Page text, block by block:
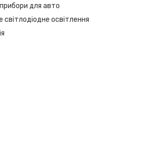
прибори для авто
світлодіодне освітлення